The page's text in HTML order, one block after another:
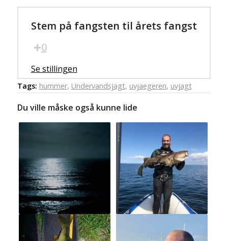
Stem på fangsten til årets fangst
0
Se stillingen
Tags: hummer, Undervandsjagt, uvjaegeren, uvjagt
Du ville måske også kunne lide